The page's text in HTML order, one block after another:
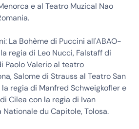
e al Teatro Muzical Nao
La Bohème di Puccini all'ABAO-
regia di Leo Nucci, Falstaff di
Paolo Valerio al teatro
Salome di Strauss al Teatro San
regia di Manfred Schweigkofler e
Cilea con la regia di Ivan
du Capitole, Tolosa.